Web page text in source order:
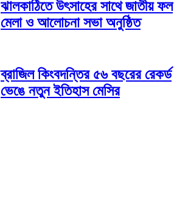
ঝালকাঠিতে উৎসাহের সাথে জাতীয় ফল
মেলা ও আলোচনা সভা অনুষ্ঠিত
ব্রাজিল কিংবদন্তির ৫৬ বছরের রেকর্ড
ভেঙে নতুন ইতিহাস মেসির